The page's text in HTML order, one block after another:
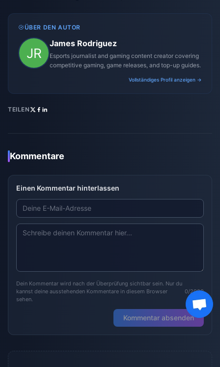
ÜBER DEN AUTOR
James Rodriguez
Esports journalist and gaming content creator covering
competitive gaming, game releases, and top-up guides.
Vollständiges Profil anzeigen →
TEILEN
Kommentare
Einen Kommentar hinterlassen
Dein Kommentar wird nach der Überprüfung sichtbar sein. Nur du
kannst deine ausstehenden Kommentare in diesem Browser
sehen.
0/2000
Kommentar absenden